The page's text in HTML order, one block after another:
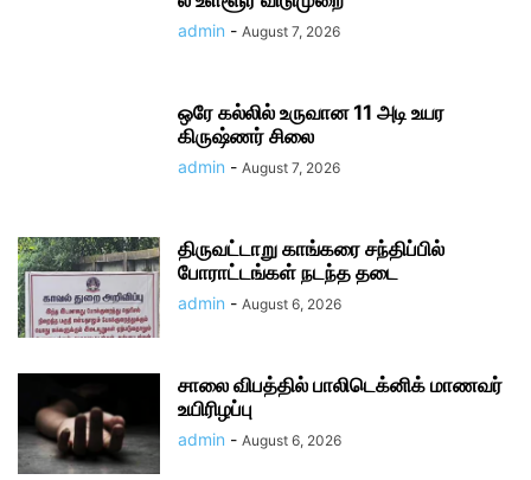
admin - August 7, 2026
ஒரே கல்லில் உருவான 11 அடி உயர
கிருஷ்ணர் சிலை
admin - August 7, 2026
திருவட்டாறு காங்கரை சந்திப்பில்
போராட்டங்கள் நடந்த தடை
admin - August 6, 2026
சாலை விபத்தில் பாலிடெக்னிக் மாணவர்
உயிரிழப்பு
admin - August 6, 2026